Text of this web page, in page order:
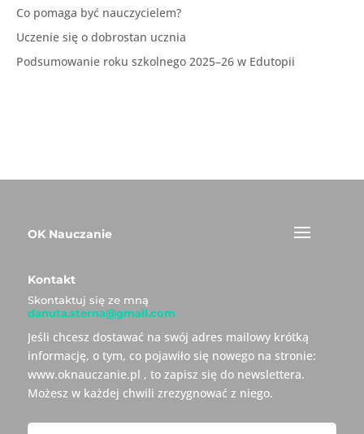
Co pomaga być nauczycielem?
Uczenie się o dobrostan ucznia
Podsumowanie roku szkolnego 2025–26 w Edutopii
OK Nauczanie
Kontakt
Skontaktuj się ze mną
danuta.sterna@gmail.com
Jeśli chcesz dostawać na swój adres mailowy krótką
informację, o tym, co pojawiło się nowego na stronie:
www.oknauczanie.pl , to zapisz się do newslettera.
Możesz w każdej chwili zrezygnować z niego.